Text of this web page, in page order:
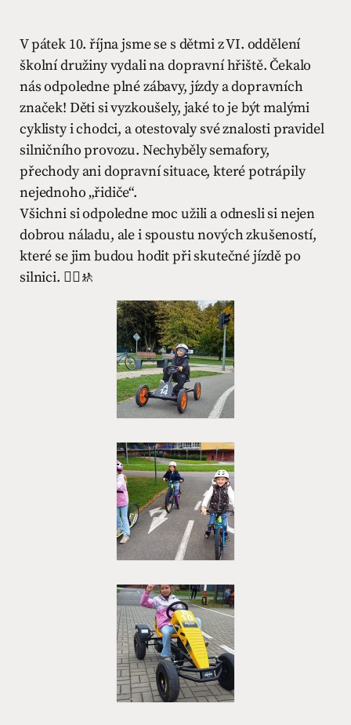
V pátek 10. října jsme se s dětmi z VI. oddělení
školní družiny vydali na dopravní hřiště. Čekalo
nás odpoledne plné zábavy, jízdy a dopravních
značek! Děti si vyzkoušely, jaké to je být malými
cyklisty i chodci, a otestovaly své znalosti pravidel
silničního provozu. Nechyběly semafory,
přechody ani dopravní situace, které potrápily
nejednoho „řidiče“.
Všichni si odpoledne moc užili a odnesli si nejen
dobrou náladu, ale i spoustu nových zkušeností,
které se jim budou hodit při skutečné jízdě po
silnici. 🚴‍♀️🚸